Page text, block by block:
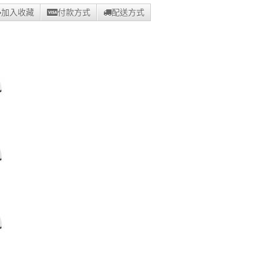
加入收藏 付款方式 配送方式